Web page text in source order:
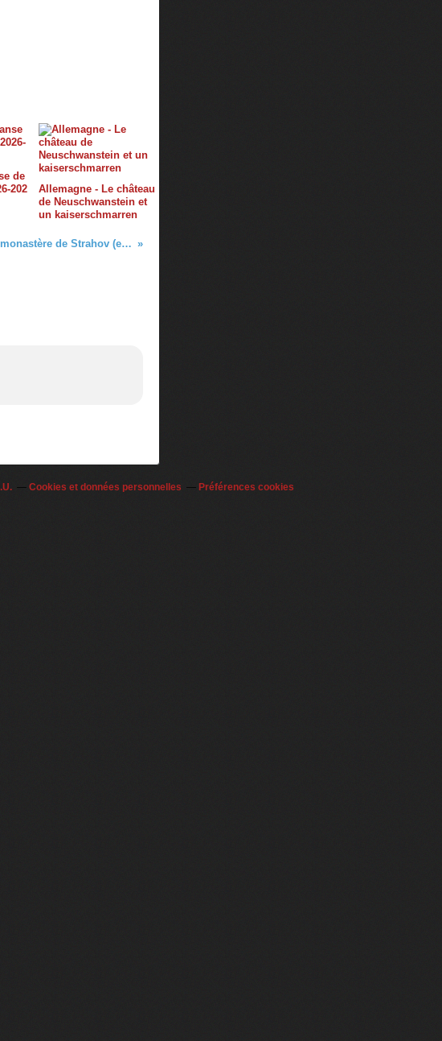
de
202
Allemagne - Le château
de Neuschwanstein et
un kaiserschmarren
Prague - 1e jour : Le monastère de Strahov (et une bière)
Cookies et données personnelles Préférences cookies